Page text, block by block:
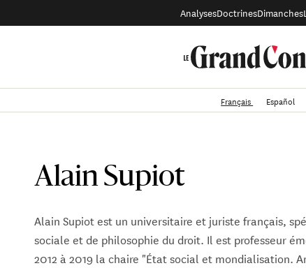
AnalysesDoctrinesDimanches
Français Español
Alain Supiot
Alain Supiot est un universitaire et juriste français,
sociale et de philosophie du droit. Il est professeur
2012 à 2019 la chaire "État social et mondialisation.